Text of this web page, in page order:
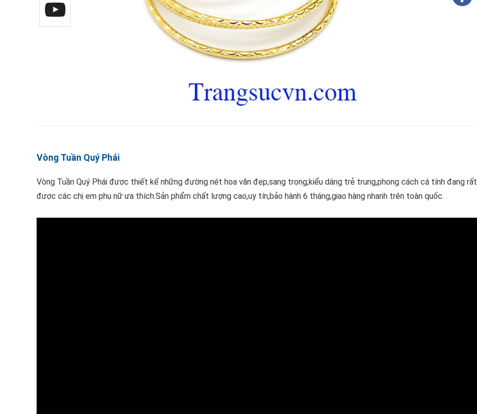
Vòng Tuần Quý Phái
Vòng Tuần Quý Phái được thiết kế những đường nét hoa văn đẹp,sang trọng,kiểu dáng trẻ trung,phong cách cá tính đang rất
được các chị em phụ nữ ưa thích.Sản phẩm chất lượng cao,uy tín,bảo hành 6 tháng,giao hàng nhanh trên toàn quốc.